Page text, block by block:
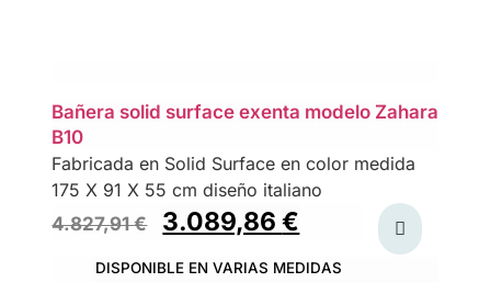
Bañera solid surface exenta modelo Zahara
B10
Fabricada en Solid Surface en color medida
175 X 91 X 55 cm diseño italiano
4.827,91€ 3.089,86€
DISPONIBLE EN VARIAS MEDIDAS